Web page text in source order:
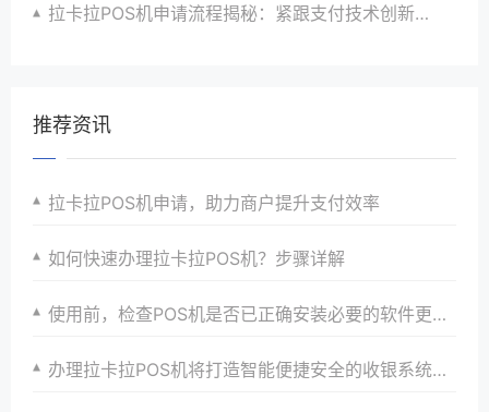
拉卡拉POS机申请流程揭秘：紧跟支付技术创新步伐，抢占市场先机
推荐资讯
拉卡拉POS机申请，助力商户提升支付效率
如何快速办理拉卡拉POS机？步骤详解
使用前，检查POS机是否已正确安装必要的软件更新。
办理拉卡拉POS机将打造智能便捷安全的收银系统以满足商家多样化需求并引领行业发展方向以及提升品牌形象与顾客忠诚度